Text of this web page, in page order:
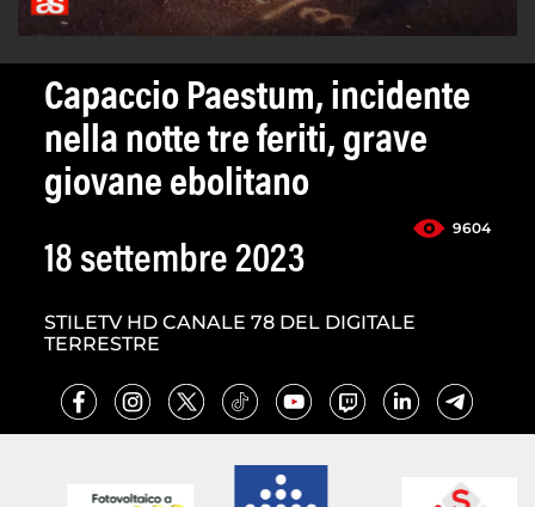
Capaccio Paestum, incidente
nella notte tre feriti, grave
giovane ebolitano
9604
18 settembre 2023
STILETV HD CANALE 78 DEL DIGITALE
TERRESTRE